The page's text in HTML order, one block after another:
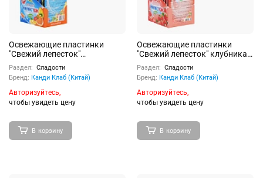
Освежающие пластинки
"Свежий лепесток"
мультифрукт 0,8г 20шт
Раздел: Сладости
Бренд: Канди Клаб (Китай)
Авторизуйтесь,
чтобы увидеть цену
В корзину
Освежающие пластинки
"Свежий лепесток" клубника
0,8г 20шт
Раздел: Сладости
Бренд: Канди Клаб (Китай)
Авторизуйтесь,
чтобы увидеть цену
В корзину